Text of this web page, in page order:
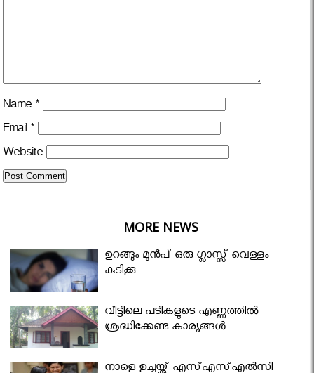
Name *
Email *
Website
MORE NEWS
ഉറങ്ങും മുന്‍പ് ഒരു ഗ്ലാസ്സ് വെള്ളം
കുടിക്കൂ...
വീട്ടിലെ പടികളുടെ എണ്ണത്തിൽ
ശ്രദ്ധിക്കേണ്ട കാര്യങ്ങൾ
നാളെ ഉച്ചയ്ക്ക് എസ്എസ്എല്‍സി